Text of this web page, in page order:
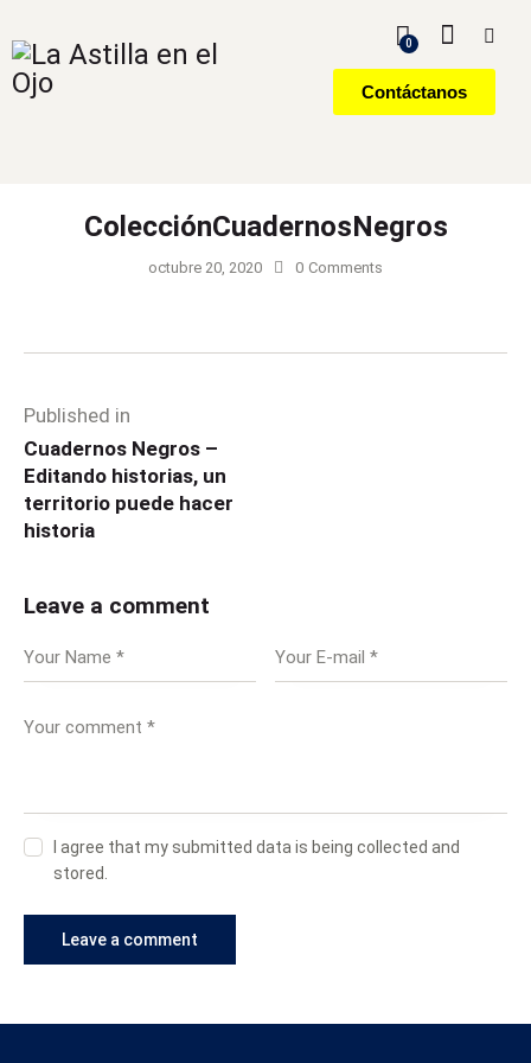
0
Contáctanos
ColecciónCuadernosNegros
octubre 20, 2020 0 Comments
Published in
Cuadernos Negros –
Editando historias, un
territorio puede hacer
historia
Leave a comment
I agree that my submitted data is being collected and
stored.